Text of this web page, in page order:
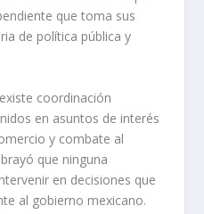
que toma sus
de política pública y
coordinación
en asuntos de interés
y combate al
que ninguna
en decisiones que
al gobierno mexicano.